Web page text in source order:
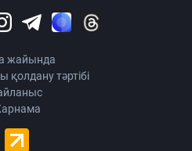
жайында
қолдану тәртібі